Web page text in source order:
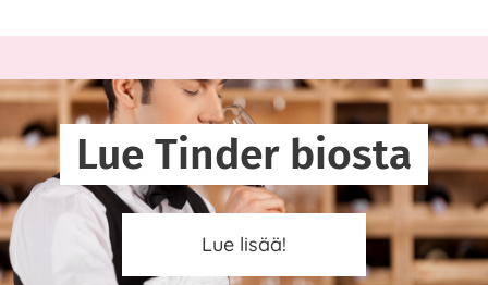
Lue Tinder biosta
Lue lisää!